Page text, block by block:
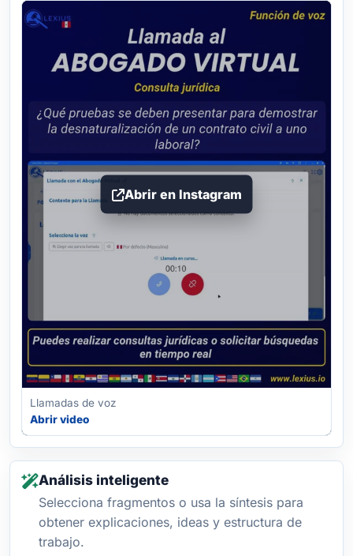
Abrir en Instagram
Llamadas de voz
Abrir video
Análisis inteligente
Selecciona fragmentos o usa la síntesis para
obtener explicaciones, ideas y estructura de
trabajo.